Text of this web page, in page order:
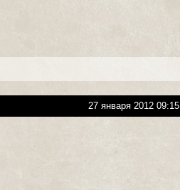
27 января 2012 09:15